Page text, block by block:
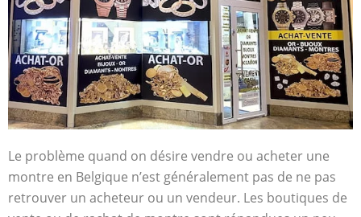
Le problème quand on désire vendre ou acheter une
montre en Belgique n’est généralement pas de ne pas
retrouver un acheteur ou un vendeur. Les boutiques de